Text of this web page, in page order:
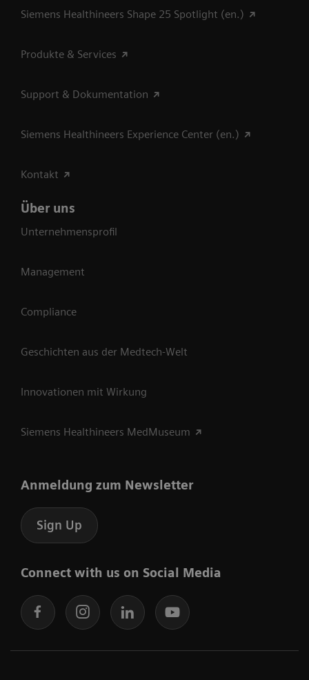
Siemens Healthineers Shape 25 Spotlight (en.)
Produkte & Services
Support & Dokumentation
Siemens Healthineers Experience Center (en.)
Kontakt
Über uns
Unternehmensprofil
Management
Compliance
Geschichten aus der Medtech-Welt
Innovationen mit Wirkung
Siemens Healthineers MedMuseum
Anmeldung zum Newsletter
Sign Up
Connect with us on Social Media